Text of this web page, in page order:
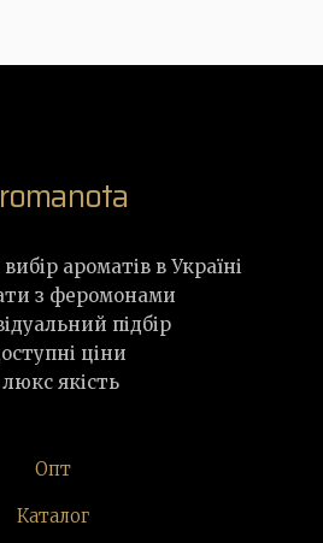
ароматів в Україні
з феромонами
підбір
ціни
якість
Опт
Каталог